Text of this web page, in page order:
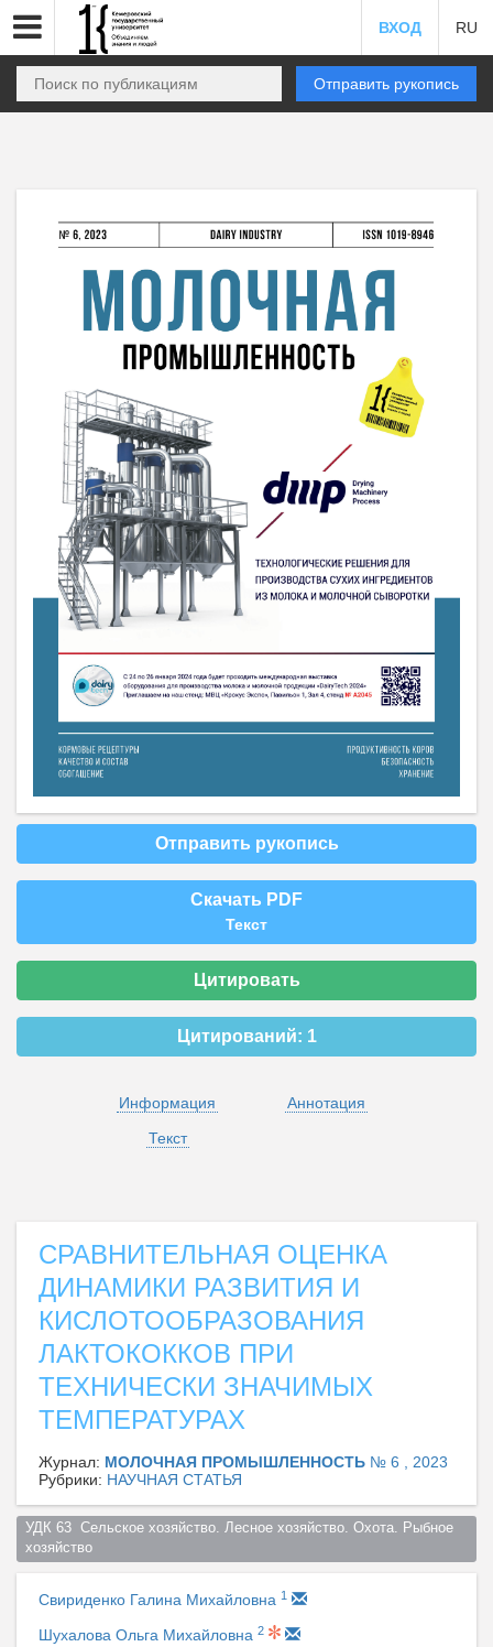
ВХОД RU
Отправить рукопись
Отправить рукопись
Скачать PDF
Текст
Цитировать
Цитирований: 1
Информация
Аннотация
Текст
СРАВНИТЕЛЬНАЯ ОЦЕНКА
ДИНАМИКИ РАЗВИТИЯ И
КИСЛОТООБРАЗОВАНИЯ
ЛАКТОКОККОВ ПРИ
ТЕХНИЧЕСКИ ЗНАЧИМЫХ
ТЕМПЕРАТУРАХ
Журнал: МОЛОЧНАЯ ПРОМЫШЛЕННОСТЬ № 6 , 2023
Рубрики: НАУЧНАЯ СТАТЬЯ
УДК 63  Сельское хозяйство. Лесное хозяйство. Охота. Рыбное
хозяйство
Свириденко Галина Михайловна 1
Шухалова Ольга Михайловна 2